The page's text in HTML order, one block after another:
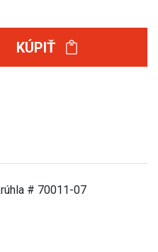
KÚPIŤ
# 70011-07